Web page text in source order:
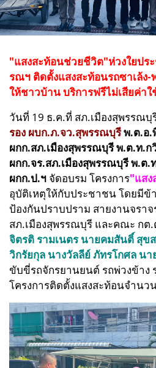
"แสงสะท้อนช่วยชีวิต"ห่วงใยปร
รณฯ ติดตั้งแสงสะท้อนรถซาเล้ง
ให้ชาวบ้าน บริการฟรีไม่เสียค่า
วันที่ 19 ธ.ค.ที่ สภ.เมืองสุพรรณบุ
รอง ผบก.ภ.จว.สุพรรณบุรีพ.ต.อ.
ผกก.สภ.เมืองสุพรรณบุรี พ.ต.ท.
ผกก.จร.สภ.เมืองสุพรรณบุรี พ.ต.
ผกก.ป.ฯ จัดอบรม โครงการ"แส
อุบัติเหตุให้กับประชาชน โดยมีข้
ป้องกันปราบปราม สายงานจรา
สภ.เมืองสุพรรณบุรี และคณะ กต
จิตรติ รามเนตร นายคมสันติ์ สุข
วิกรัยกุล นางวัลลีย์ ภัทรโกศล น
ขับขี่รถจักรยานยนต์ รถพ่วงข้าง
โครงการติดตั้งแสงสะท้อนจำนว